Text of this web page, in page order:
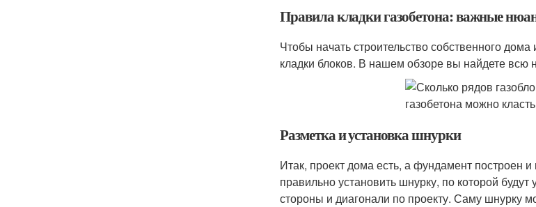
Правила кладки газобетона: важные
Чтобы начать строительство собственного
кладки блоков. В нашем обзоре вы найдете
Разметка и установка шнурки
Итак, проект дома есть, а фундамент построен
правильно установить шнурку, по которой
стороны и диагонали по проекту. Саму шнурку